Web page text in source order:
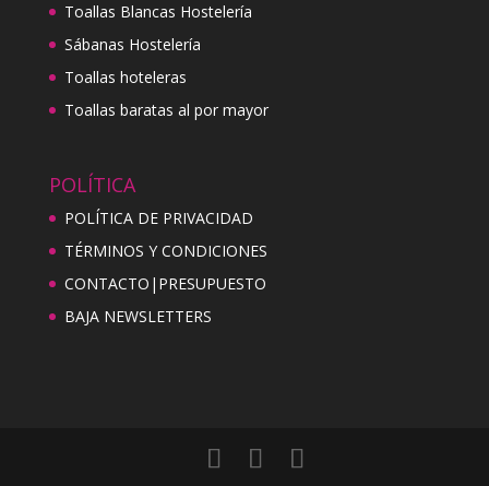
Toallas Blancas Hostelería
Sábanas Hostelería
Toallas hoteleras
Toallas baratas al por mayor
POLÍTICA
POLÍTICA DE PRIVACIDAD
TÉRMINOS Y CONDICIONES
CONTACTO|PRESUPUESTO
BAJA NEWSLETTERS